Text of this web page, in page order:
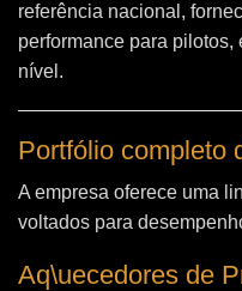
referência nacional,
performance para
nível.
Portfólio completo
A empresa oferece uma
voltados para
Aq\uecedores de